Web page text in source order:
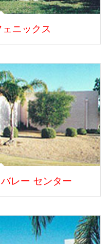
ニックス
レー センター